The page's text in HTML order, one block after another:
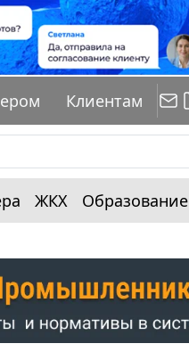
Клиентам
ЖКХ Образование